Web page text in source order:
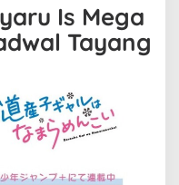
Is Mega
Tayang